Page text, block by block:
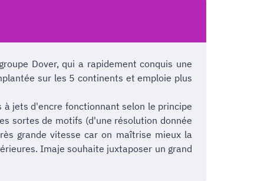
Dover, qui a rapidement conquis une
sur les 5 continents et emploie plus
jets d'encre fonctionnant selon le principe
sortes de motifs (d'une résolution donnée
grande vitesse car on maîtrise mieux la
Imaje souhaite juxtaposer un grand